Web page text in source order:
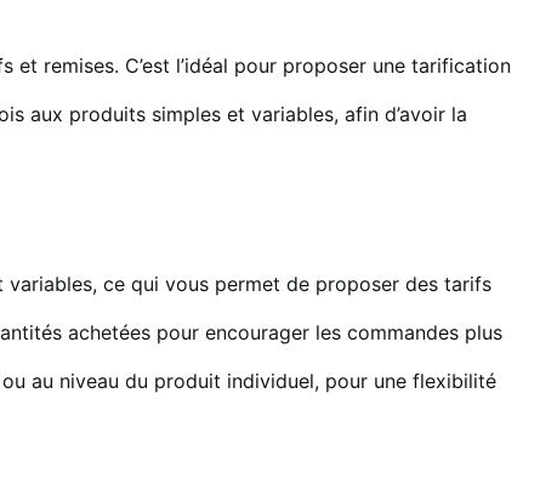
remises. C’est l’idéal pour proposer une tarification
aux produits simples et variables, afin d’avoir la
ce qui vous permet de proposer des tarifs
achetées pour encourager les commandes plus
au niveau du produit individuel, pour une flexibilité